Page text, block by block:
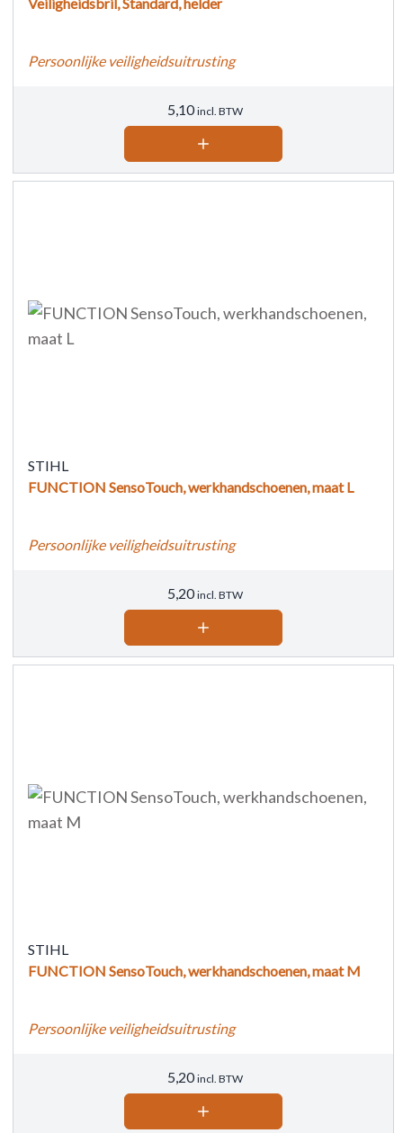
Persoonlijke veiligheidsuitrusting
5,10 incl. BTW
STIHL
FUNCTION SensoTouch, werkhandschoenen, maat L
Persoonlijke veiligheidsuitrusting
5,20 incl. BTW
STIHL
FUNCTION SensoTouch, werkhandschoenen, maat M
Persoonlijke veiligheidsuitrusting
5,20 incl. BTW